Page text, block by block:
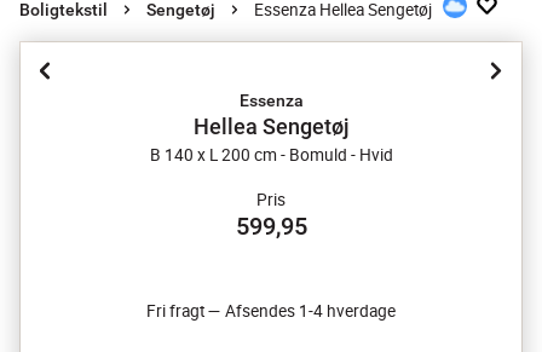
Boligtekstil Sengetøj Essenza Hellea Sengetøj
Essenza
Hellea Sengetøj
B 140 x L 200 cm - Bomuld - Hvid
Pris
599,95
Fri fragt — Afsendes 1-4 hverdage